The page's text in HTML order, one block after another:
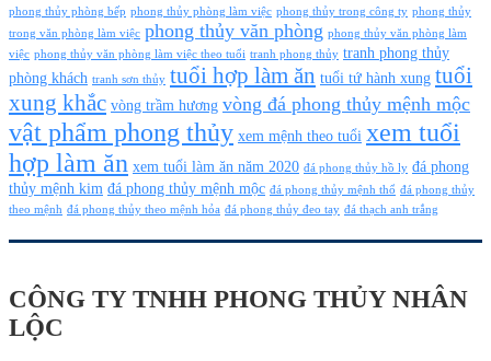
phong thủy phòng bếp phong thủy phòng làm việc phong thủy trong công ty phong thủy
trong văn phòng làm việc phong thủy văn phòng phong thủy văn phòng làm
việc phong thủy văn phòng làm việc theo tuổi tranh phong thủy tranh phong thủy
phòng khách tranh sơn thủy tuổi hợp làm ăn tuổi tứ hành xung tuổi
xung khắc vòng trầm hương vòng đá phong thủy mệnh mộc
vật phẩm phong thủy xem mệnh theo tuổi xem tuổi
hợp làm ăn xem tuổi làm ăn năm 2020 đá phong thủy hồ ly đá phong
thủy mệnh kim đá phong thủy mệnh mộc đá phong thủy mệnh thổ đá phong thủy
theo mệnh đá phong thủy theo mệnh hỏa đá phong thủy đeo tay đá thạch anh trắng
CÔNG TY TNHH PHONG THỦY NHÂN
LỘC